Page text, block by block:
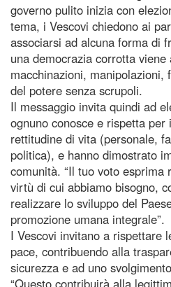
governo pulito inizia con
tema, i Vescovi chiedono ai
associarsi ad alcuna forma di
una democrazia corrotta
macchinazioni, manipolazioni,
del potere senza scrupoli.
Il messaggio invita quindi ad
ognuno conosce e rispetta
rettitudine di vita (personale,
politica), e hanno dimostrato
comunità. “Il tuo voto esprima
virtù di cui abbiamo bisogno,
realizzare lo sviluppo del
promozione umana integrale”.
I Vescovi invitano a rispettare
pace, contribuendo alla
sicurezza e ad uno
“Questo contribuirà alla